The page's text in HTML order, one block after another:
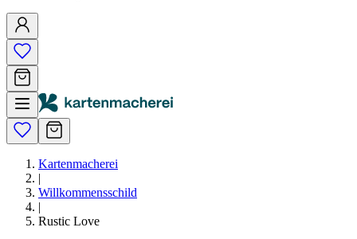
Kartenmacherei
|
Willkommensschild
|
Rustic Love